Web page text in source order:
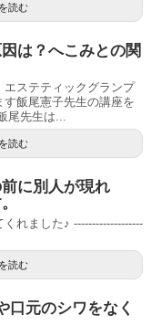
読む
は？へこみとの関
ステティックグランプ
す飯尾憲子先生の講座を
尾先生は...
読む
前に別人が現れ
れました♪ -------------------
読む
口元のシワをなく